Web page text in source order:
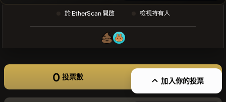
❌沒有近期
的幣種
於 EtherScan 開啟 檢視持有人
0 投票數 加入你的投票